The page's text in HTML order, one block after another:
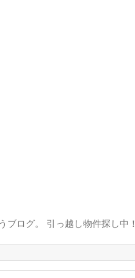
ブログ。 引っ越し物件探し中！